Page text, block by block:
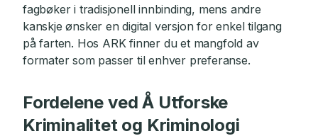
fagbøker i tradisjonell innbinding, mens andre
kanskje ønsker en digital versjon for enkel tilgang
på farten. Hos ARK finner du et mangfold av
formater som passer til enhver preferanse.
Fordelene ved Å Utforske
Kriminalitet og Kriminologi